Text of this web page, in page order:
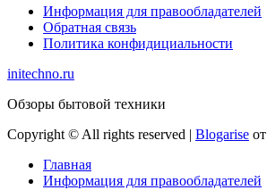
Информация для правообладателей
Обратная связь
Политика конфидициальности
initechno.ru
Обзоры бытовой техники
Copyright © All rights reserved | Blogarise от
Главная
Информация для правообладателей